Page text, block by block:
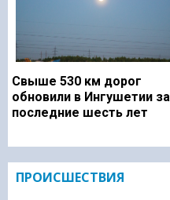
Свыше 530 км дорог
обновили в Ингушетии за
последние шесть лет
ПРОИСШЕСТВИЯ